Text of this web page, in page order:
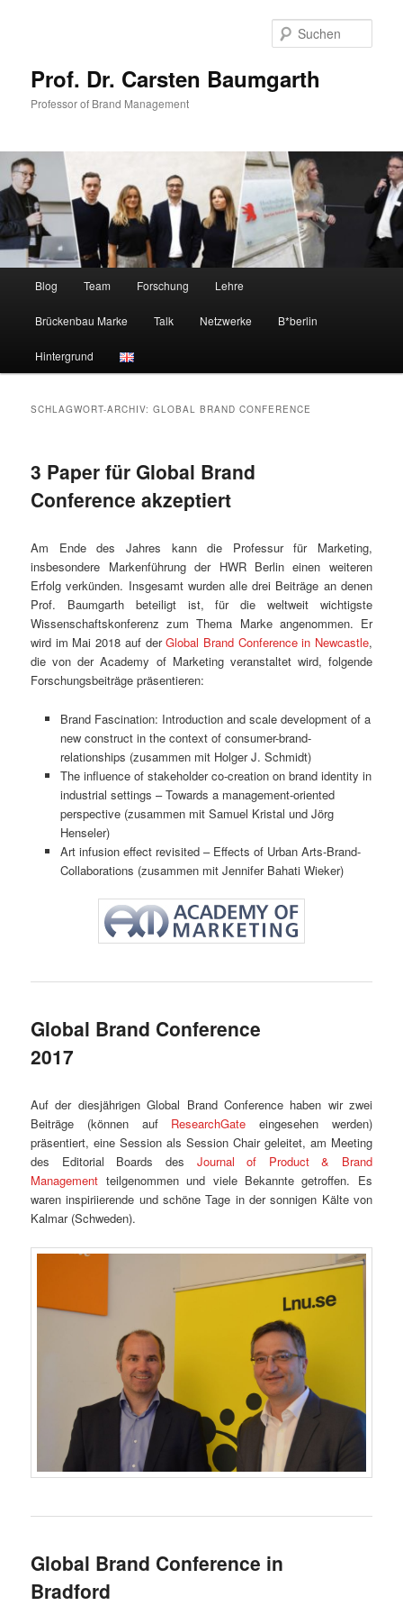
Prof. Dr. Carsten Baumgarth
Professor of Brand Management
Blog Team Forschung Lehre
Brückenbau Marke Talk Netzwerke B*berlin
Hintergrund
SCHLAGWORT-ARCHIV:GLOBAL BRAND CONFERENCE
3 Paper für Global Brand
Conference akzeptiert
Am Ende des Jahres kann die Professur für Marketing,
insbesondere Markenführung der HWR Berlin einen weiteren
Erfolg verkünden. Insgesamt wurden alle drei Beiträge an denen
Prof. Baumgarth beteiligt ist, für die weltweit wichtigste
Wissenschaftskonferenz zum Thema Marke angenommen. Er
wird im Mai 2018 auf derGlobal Brand Conference in Newcastle,
die von der Academy of Marketing veranstaltet wird, folgende
Forschungsbeiträge präsentieren:
Brand Fascination: Introduction and scale development of a
new construct in the context of consumer-brand-
relationships (zusammen mit Holger J. Schmidt)
The influence of stakeholder co-creation on brand identity in
industrial settings – Towards a management-oriented
perspective (zusammen mit Samuel Kristal und Jörg
Henseler)
Art infusion effect revisited – Effects of Urban Arts-Brand-
Collaborations (zusammen mit Jennifer Bahati Wieker)
Global Brand Conference
2017
Auf der diesjährigen Global Brand Conference haben wir zwei
Beiträge (können auf ResearchGate eingesehen werden)
präsentiert, eine Session als Session Chair geleitet, am Meeting
des Editorial Boards des Journal of Product & Brand
Management teilgenommen und viele Bekannte getroffen. Es
waren inspiriierende und schöne Tage in der sonnigen Kälte von
Kalmar (Schweden).
Global Brand Conference in
Bradford